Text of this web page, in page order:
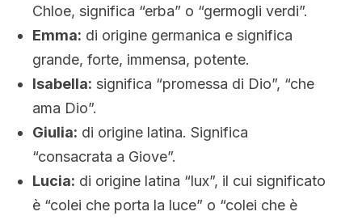
Chloe, significa “erba” o “germogli verdi”.
Emma: di origine germanica e significa
grande, forte, immensa, potente.
Isabella: significa “promessa di Dio”, “che
ama Dio”.
Giulia: di origine latina. Significa
“consacrata a Giove”.
Lucia: di origine latina “lux”, il cui significato
è “colei che porta la luce” o “colei che è